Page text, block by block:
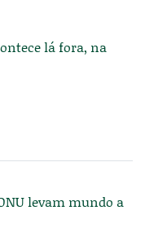
lá fora, na
levam mundo a